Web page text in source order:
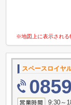
※地図上に表示される
スペースロイヤ
9:30～